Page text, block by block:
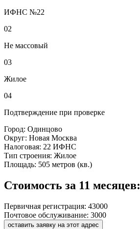
ИФНС №22
02
Не массовый
03
Жилое
04
Подтверждение при проверке
Город: Одинцово
Округ: Новая Москва
Налоговая: 22 ИФНС
Тип строения: Жилое
Площадь: 505 метров (кв.)
Стоимость за 11 месяцев:
Первичная регистрация: 43000
Почтовое обслуживание: 3000
оставить заявку на этот адрес